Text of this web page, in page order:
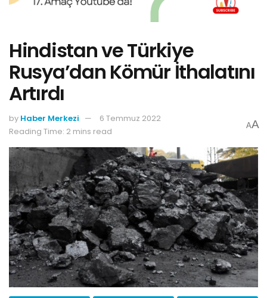
Hindistan ve Türkiye
Rusya’dan Kömür İthalatını
Artırdı
by Haber Merkezi
6 Temmuz 2022
Reading Time: 2 mins read
AA